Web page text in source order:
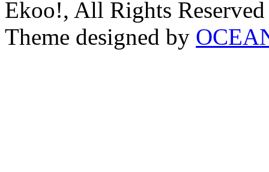
Ekoo!, All Rights Reserved
Theme designed by